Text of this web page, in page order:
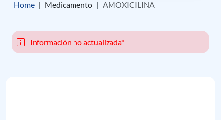
Home Medicamento AMOXICILINA
Información no actualizada*